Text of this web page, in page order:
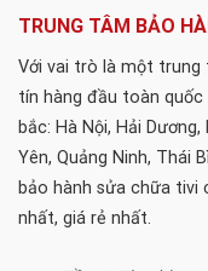
TRUNG TÂM BẢO
Với vai trò là một trung
tín hàng đầu toàn
bắc: Hà Nội, Hải
Yên, Quảng Ninh, Thái
bảo hành sửa chữa tivi
nhất, giá rẻ nhất.